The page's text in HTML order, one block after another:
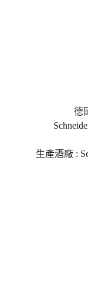
德
生產酒廠 :